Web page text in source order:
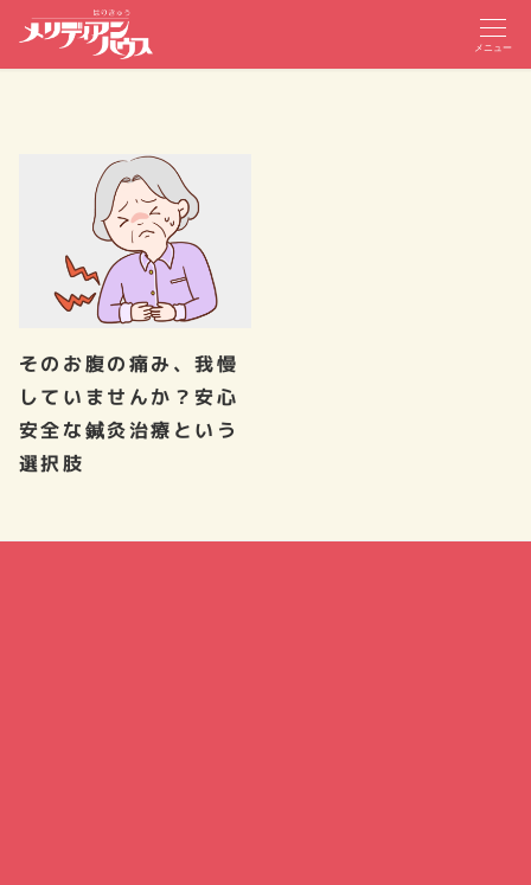
メニュー
そのお腹の痛み、我慢
していませんか？安心
安全な鍼灸治療という
選択肢